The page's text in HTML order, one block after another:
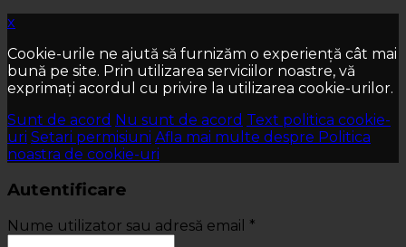
x
Cookie-urile ne ajută să furnizăm o experiență cât mai
bună pe site. Prin utilizarea serviciilor noastre, vă
exprimați acordul cu privire la utilizarea cookie-urilor.
Sunt de acord Nu sunt de acord Text politica cookie-
uri Setari permisiuni Afla mai multe despre Politica
noastra de cookie-uri
Autentificare
Nume utilizator sau adresă email *